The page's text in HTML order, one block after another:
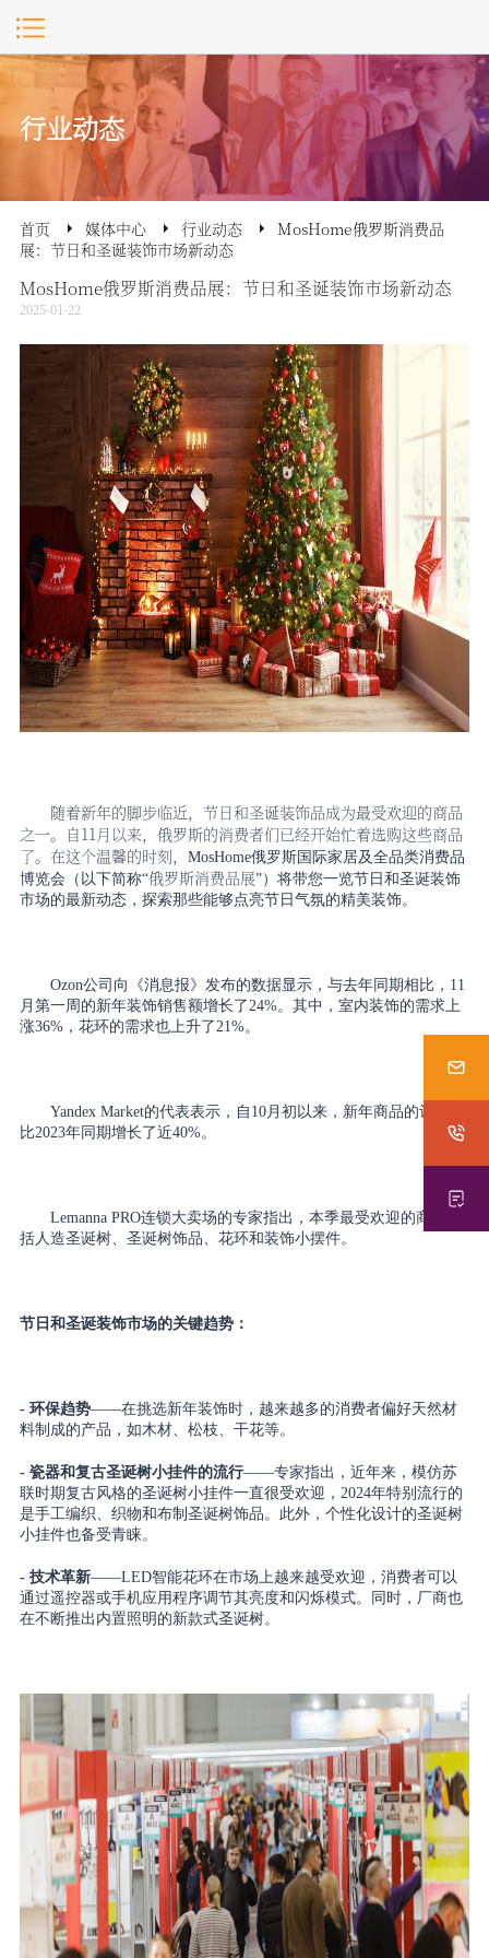
行业动态
首页 媒体中心 行业动态
MosHome俄罗斯消费品
展：节日和圣诞装饰市场新动态
MosHome俄罗斯消费品展：节日和圣诞装饰市场新动态
2025-01-22
随着新年的脚步临近，节日和圣诞装饰品成为最受欢迎的商品
之一。自11月以来，俄罗斯的消费者们已经开始忙着选购这些商品
了。在这个温馨的时刻，
MosHome俄罗斯国际家居及全品类消费品
博览会（以下简称“俄罗斯消费品展”） 将带您一览节日和圣诞装饰
市场的最新动态，探索那些能够点亮节日气氛的精美装饰。
Ozon公司向《消息报》发布的数据显示，与去年同期相比，11
月第一周的新年装饰销售额增长了24%。其中，室内装饰的需求上
涨36%，花环的需求也上升了21%。
Yandex Market的代表表示，自10月初以来，新年商品的订单量
比2023年同期增长了近40%。
Lemanna PRO连锁大卖场的专家指出，本季最受欢迎的商品包
括人造圣诞树、圣诞树饰品、花环和装饰小摆件。
节日和圣诞装饰市场的关键趋势：
- 环保趋势——在挑选新年装饰时，越来越多的消费者偏好天然材
料制成的产品，如木材、松枝、干花等。
- 瓷器和复古圣诞树小挂件的流行——专家指出，近年来，模仿苏
联时期复古风格的圣诞树小挂件一直很受欢迎，2024年特别流行的
是手工编织、织物和布制圣诞树饰品。此外，个性化设计的圣诞树
小挂件也备受青睐。
- 技术革新——LED智能花环在市场上越来越受欢迎，消费者可以
通过遥控器或手机应用程序调节其亮度和闪烁模式。同时，厂商也
在不断推出内置照明的新款式圣诞树。